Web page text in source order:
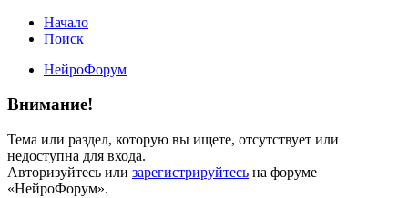
Начало
Поиск
НейроФорум
Внимание!
Тема или раздел, которую вы ищете, отсутствует или
недоступна для входа.
Авторизуйтесь или зарегистрируйтесь на форуме
«НейроФорум».